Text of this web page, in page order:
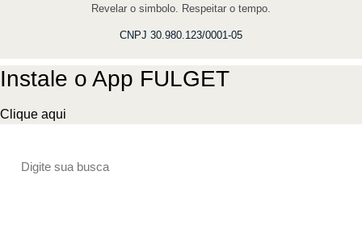
Revelar o simbolo. Respeitar o tempo.
CNPJ 30.980.123/0001-05
Instale o App FULGET
Clique aqui